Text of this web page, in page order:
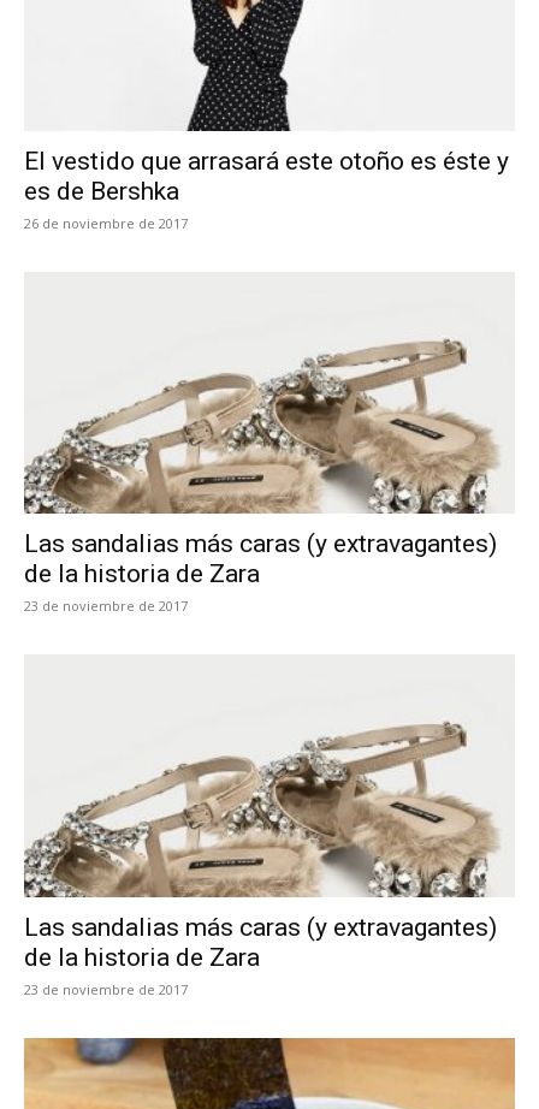
El vestido que arrasará este otoño es éste y
es de Bershka
26 de noviembre de 2017
Las sandalias más caras (y extravagantes)
de la historia de Zara
23 de noviembre de 2017
Las sandalias más caras (y extravagantes)
de la historia de Zara
23 de noviembre de 2017